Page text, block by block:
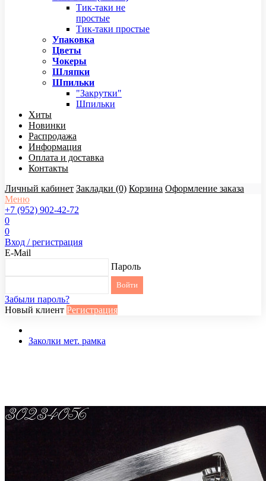
Тик-таки не
простые
Тик-таки простые
Упаковка
Цветы
Чокеры
Шляпки
Шпильки
"Закрутки"
Шпильки
Хиты
Новинки
Распродажа
Информация
Оплата и доставка
Контакты
Личный кабинет Закладки (0) Корзина Оформление заказа
Меню
+7 (952) 902-42-72
0
0
Вход / регистрация
E-Mail
Пароль
Забыли пароль?
Новый клиент Регистрация
Заколки мет. рамка